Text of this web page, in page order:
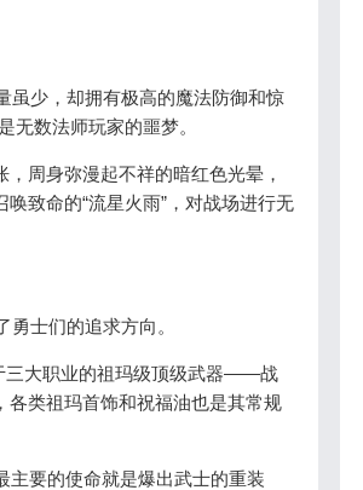
少，却拥有极高的魔法防御和惊
无数法师玩家的噩梦。
周身弥漫起不祥的暗红色光晕，
致命的“流星火雨”，对战场进行无
士们的追求方向。
三大职业的祖玛级顶级武器——战
各类祖玛首饰和祝福油也是其常规
要的使命就是爆出武士的重装